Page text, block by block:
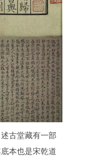
古堂藏有一部
本也是宋乾道